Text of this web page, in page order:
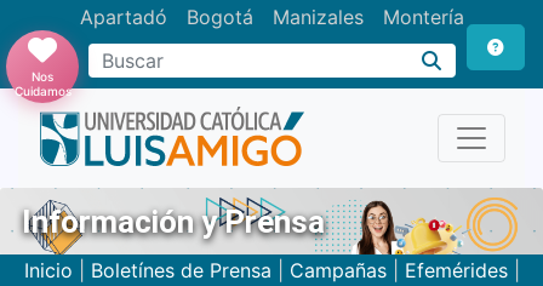
Apartadó Bogotá Manizales Montería
Buscar
Nos
Cuidamos
Información y Prensa
Inicio Boletínes de Prensa Campañas Efemérides